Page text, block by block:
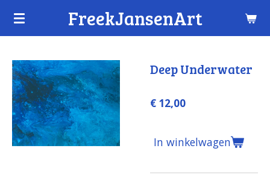
Ga
hoofdinhoud
FreekJansenArt
Deep Underwater
€ 12,00
In winkelwagen